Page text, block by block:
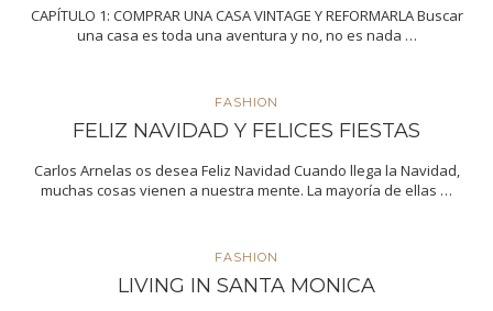
CAPÍTULO 1: COMPRAR UNA CASA VINTAGE Y REFORMARLA Buscar
una casa es toda una aventura y no, no es nada …
FASHION
FELIZ NAVIDAD Y FELICES FIESTAS
Carlos Arnelas os desea Feliz Navidad Cuando llega la Navidad,
muchas cosas vienen a nuestra mente. La mayoría de ellas …
FASHION
LIVING IN SANTA MONICA